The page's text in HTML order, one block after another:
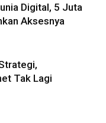
Digital, 5 Juta
Aksesnya
Tak Lagi